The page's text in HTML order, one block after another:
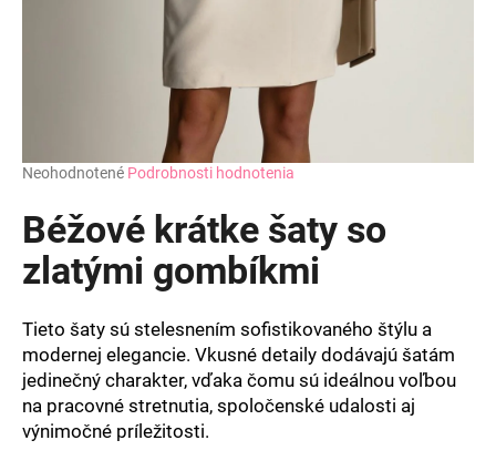
Priemerné
produktu
je
z
hviezdičiek.
Neohodnotené Podrobnosti hodnotenia
Béžové krátke šaty so
zlatými gombíkmi
Tieto šaty sú stelesnením sofistikovaného štýlu a
modernej elegancie. Vkusné detaily dodávajú šatám
jedinečný charakter, vďaka čomu sú ideálnou voľbou
na pracovné stretnutia, spoločenské udalosti aj
výnimočné príležitosti.